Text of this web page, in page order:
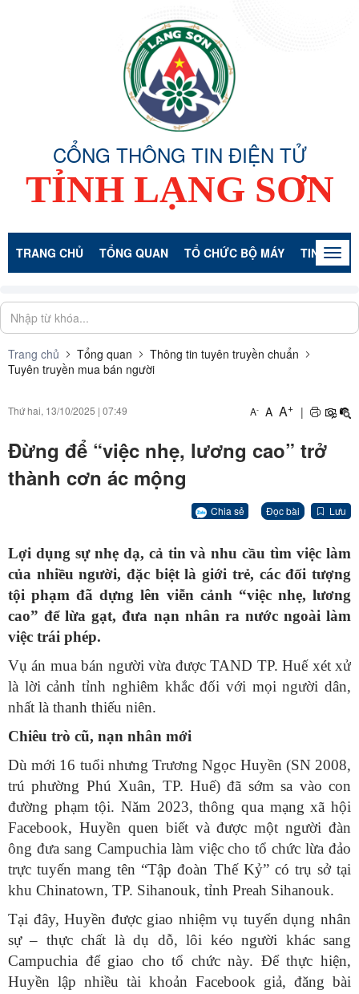
CỔNG THÔNG TIN ĐIỆN TỬ
TỈNH LẠNG SƠN
TRANG CHỦ TỔNG QUAN TỔ CHỨC BỘ MÁY TIN TỨC -
Trang chủ Tổng quan
Thông tin tuyên truyền chuẩn
Tuyên truyền mua bán người
Thứ hai, 13/10/2025 | 07:49 A- A A+ |
Đừng để “việc nhẹ, lương cao” trở
thành cơn ác mộng
Chia sẻ Đọc bài Lưu
Lợi dụng sự nhẹ dạ, cả tin và nhu cầu tìm việc làm
của nhiều người, đặc biệt là giới trẻ, các đối tượng
tội phạm đã dựng lên viễn cảnh “việc nhẹ, lương
cao” để lừa gạt, đưa nạn nhân ra nước ngoài làm
việc trái phép.
Vụ án mua bán người vừa được TAND TP. Huế xét xử
là lời cảnh tỉnh nghiêm khắc đối với mọi người dân,
nhất là thanh thiếu niên.
Chiêu trò cũ, nạn nhân mới
Dù mới 16 tuổi nhưng Trương Ngọc Huyền (SN 2008,
trú phường Phú Xuân, TP. Huế) đã sớm sa vào con
đường phạm tội. Năm 2023, thông qua mạng xã hội
Facebook, Huyền quen biết và được một người đàn
ông đưa sang Campuchia làm việc cho tổ chức lừa đảo
trực tuyến mang tên “Tập đoàn Thế Kỷ” có trụ sở tại
khu Chinatown, TP. Sihanouk, tỉnh Preah Sihanouk.
Tại đây, Huyền được giao nhiệm vụ tuyển dụng nhân
sự – thực chất là dụ dỗ, lôi kéo người khác sang
Campuchia để giao cho tổ chức này. Để thực hiện,
Huyền lập nhiều tài khoản Facebook giả, đăng bài